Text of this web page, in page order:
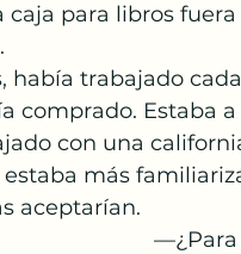
para libros
había trabajado
comprado. Estaba
con una
más
aceptarían.
—¿Para